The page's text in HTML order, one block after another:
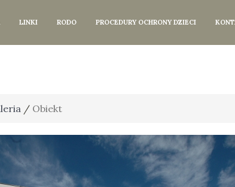
LINKI RODO PROCEDURY OCHRONY DZIECI
/ Obiekt